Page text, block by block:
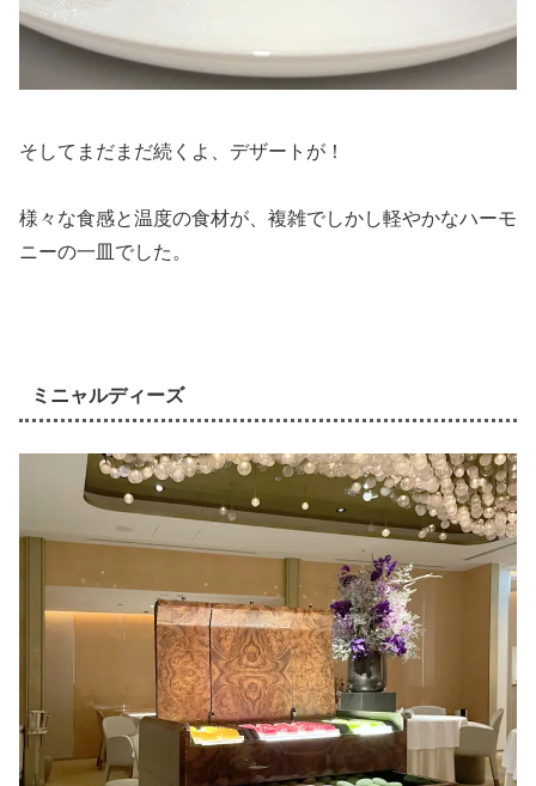
そしてまだまだ続くよ、デザートが！
様々な食感と温度の食材が、複雑でしかし軽やかなハーモ
ニーの一皿でした。
ミニャルディーズ